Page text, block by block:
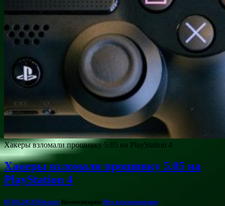
Хакеры взломали прошивку 5.05 на PlayStation 4
Хакеры взломали прошивку 5.05 на
PlayStation 4
05.06.2018 Blogger Комментарии Нет комментариев